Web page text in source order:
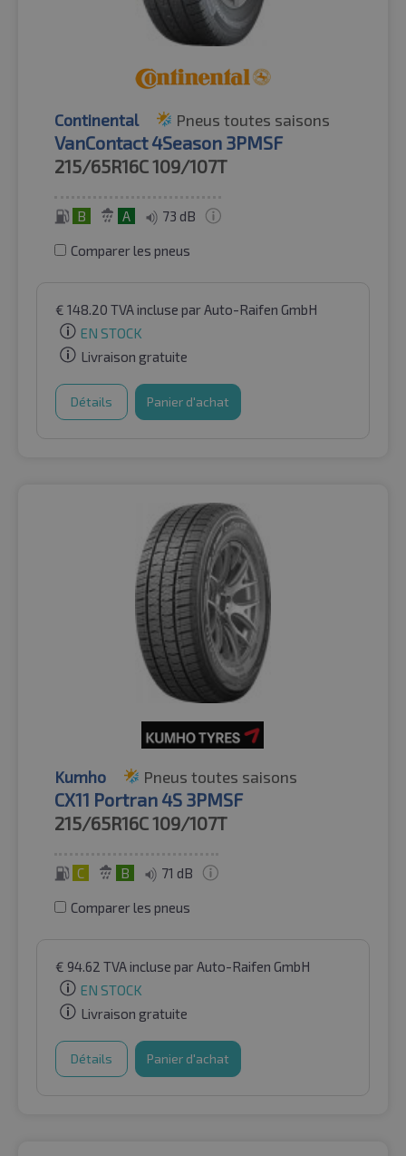
Continental Pneus toutes saisons
VanContact 4Season 3PMSF
215/65R16C109/107T
B A 73 dB
Comparer les pneus
€ 148.20 TVA incluse par Auto-Raifen GmbH
EN STOCK
Livraison gratuite
Détails Panier d'achat
Kumho Pneus toutes saisons
CX11 Portran 4S 3PMSF
215/65R16C109/107T
C B 71 dB
Comparer les pneus
€ 94.62 TVA incluse par Auto-Raifen GmbH
EN STOCK
Livraison gratuite
Détails Panier d'achat